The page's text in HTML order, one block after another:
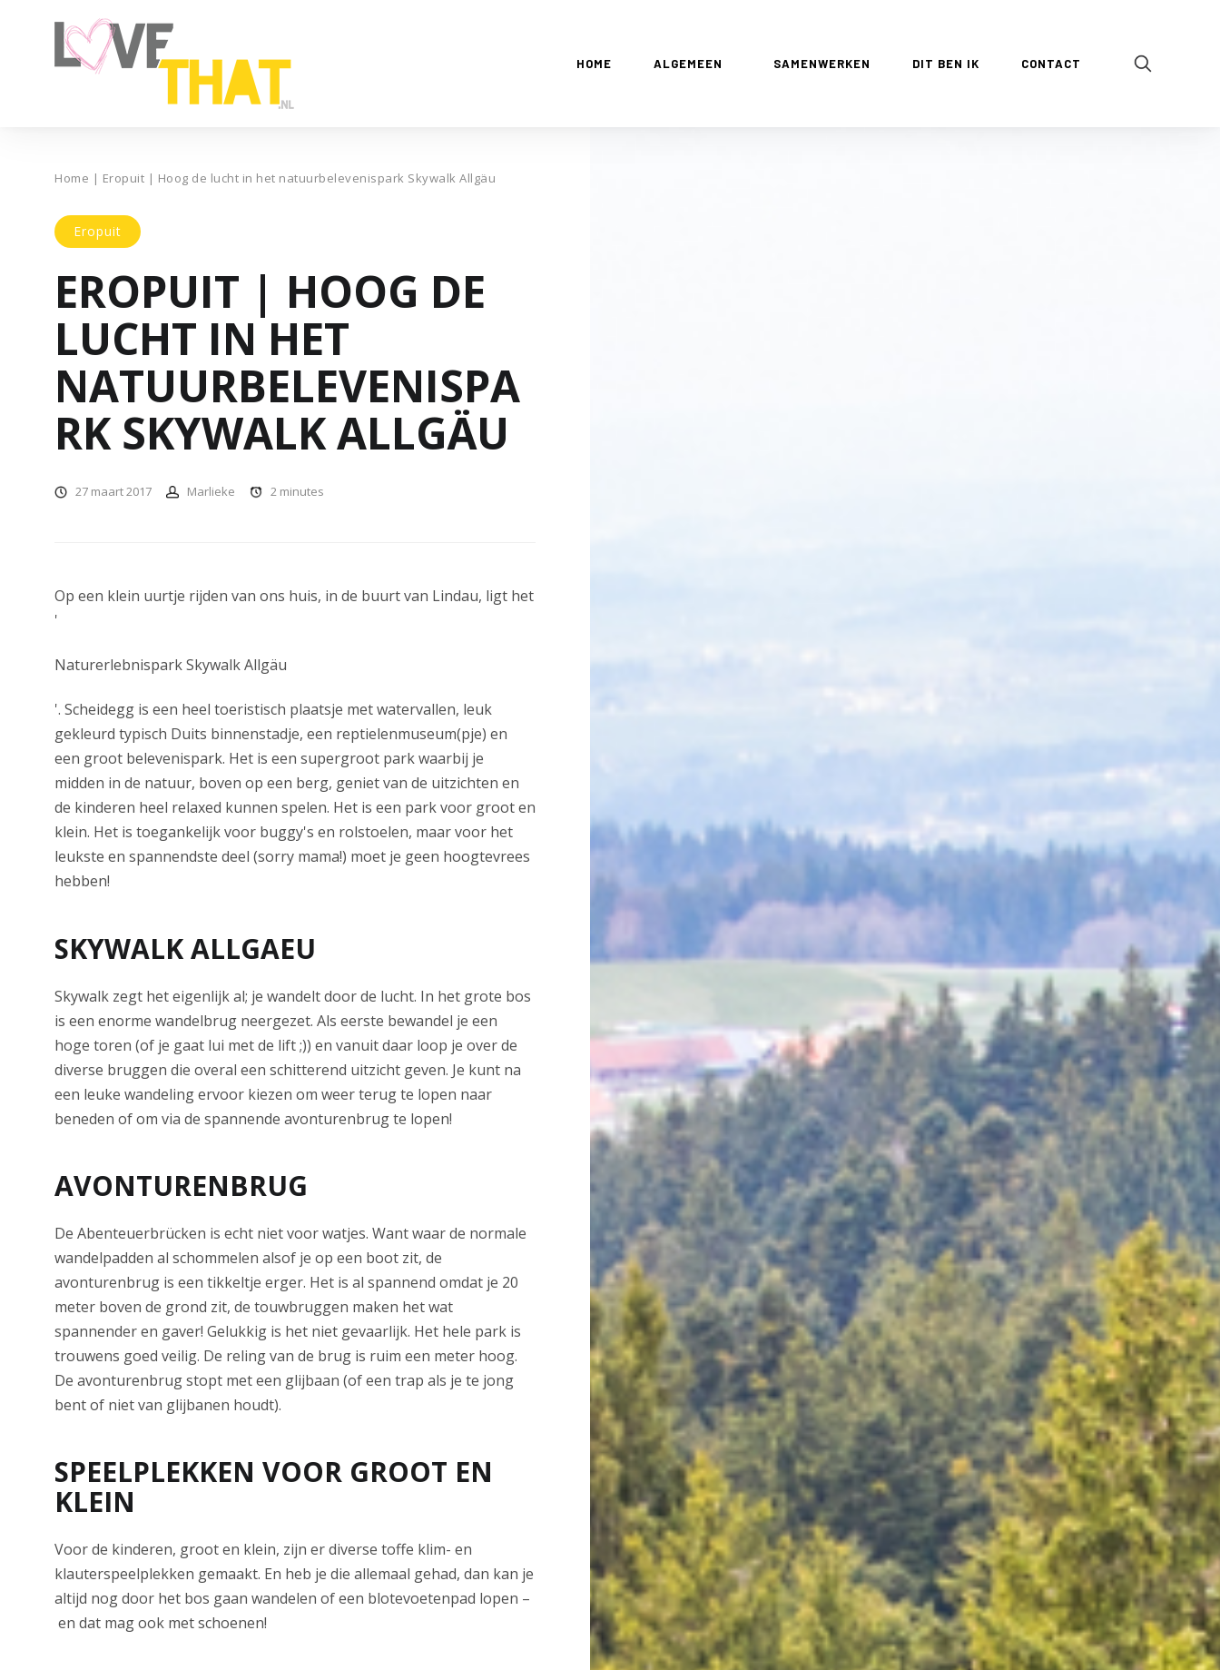
HOME ALGEMEEN SAMENWERKEN DIT BEN IK CONTACT
Home | Eropuit | Hoog de lucht in het natuurbelevenispark Skywalk Allgäu
Eropuit
EROPUIT | HOOG DE
LUCHT IN HET
NATUURBELEVENISPA
RK SKYWALK ALLGÄU
27 maart 2017 Marlieke 2 minutes
Op een klein uurtje rijden van ons huis, in de buurt van Lindau, ligt het
'
Naturerlebnispark Skywalk Allgäu
'. Scheidegg is een heel toeristisch plaatsje met watervallen, leuk
gekleurd typisch Duits binnenstadje, een reptielenmuseum(pje) en
een groot belevenispark. Het is een supergroot park waarbij je
midden in de natuur, boven op een berg, geniet van de uitzichten en
de kinderen heel relaxed kunnen spelen. Het is een park voor groot en
klein. Het is toegankelijk voor buggy's en rolstoelen, maar voor het
leukste en spannendste deel (sorry mama!) moet je geen hoogtevrees
hebben!
SKYWALK ALLGAEU
Skywalk zegt het eigenlijk al; je wandelt door de lucht. In het grote bos
is een enorme wandelbrug neergezet. Als eerste bewandel je een
hoge toren (of je gaat lui met de lift ;)) en vanuit daar loop je over de
diverse bruggen die overal een schitterend uitzicht geven. Je kunt na
een leuke wandeling ervoor kiezen om weer terug te lopen naar
beneden of om via de spannende avonturenbrug te lopen!
AVONTURENBRUG
De Abenteuerbrücken is echt niet voor watjes. Want waar de normale
wandelpadden al schommelen alsof je op een boot zit, de
avonturenbrug is een tikkeltje erger. Het is al spannend omdat je 20
meter boven de grond zit, de touwbruggen maken het wat
spannender en gaver! Gelukkig is het niet gevaarlijk. Het hele park is
trouwens goed veilig. De reling van de brug is ruim een meter hoog.
De avonturenbrug stopt met een glijbaan (of een trap als je te jong
bent of niet van glijbanen houdt).
SPEELPLEKKEN VOOR GROOT EN
KLEIN
Voor de kinderen, groot en klein, zijn er diverse toffe klim- en
klauterspeelplekken gemaakt. En heb je die allemaal gehad, dan kan je
altijd nog door het bos gaan wandelen of een blotevoetenpad lopen –
en dat mag ook met schoenen!